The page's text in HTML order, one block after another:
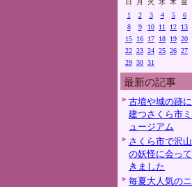
日 月 火 水 木 金
1
2 3 4 5 6
8
9 10 11 12 13
15
16 17 18 19 20
22 23 24 25 26 27
29 30 31
最新の記事
古墳や城の跡に
建つさくら市ミ
ュージアム
さくら市で沢山
の妖怪に会って
きました
毎夏大人気のニ